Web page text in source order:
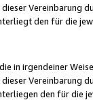
den für die
in irgendeiner
den für die